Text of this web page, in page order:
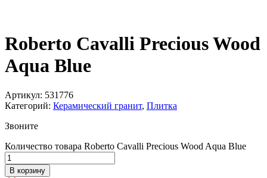
Roberto Cavalli Precious Wood
Aqua Blue
Артикул: 531776
Категорий: Керамический гранит, Плитка
Звоните
Количество товара Roberto Cavalli Precious Wood Aqua Blue
В корзину